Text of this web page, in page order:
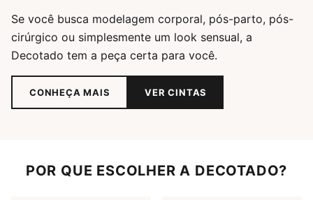
Se você busca modelagem corporal, pós-parto, pós-
cirúrgico ou simplesmente um look sensual, a
Decotado tem a peça certa para você.
CONHEÇA MAIS VER CINTAS
POR QUE ESCOLHER A DECOTADO?